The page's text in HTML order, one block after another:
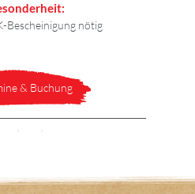
Bescheinigung nötig
& Buchung